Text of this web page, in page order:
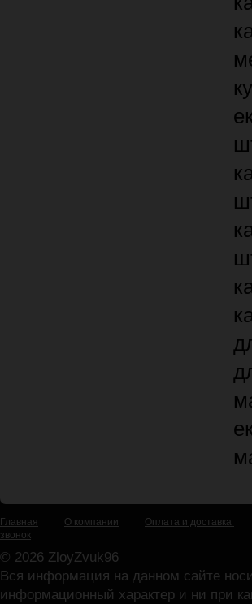
Главная О компании Оплата и доставка
звонок
© 2026 ZloyZvuk96
Вся информация на данном сайте
информационный характер и ни при